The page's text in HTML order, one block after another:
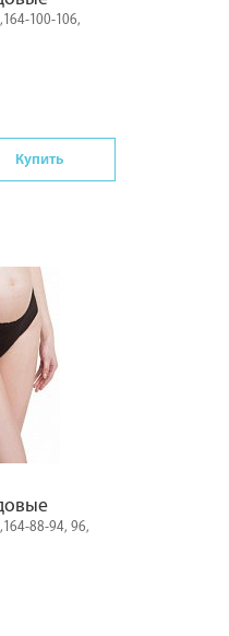
100-106,
Купить
88-94, 96,